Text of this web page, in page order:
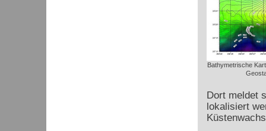
Bathymetrische
Dort meldet
lokalisiert